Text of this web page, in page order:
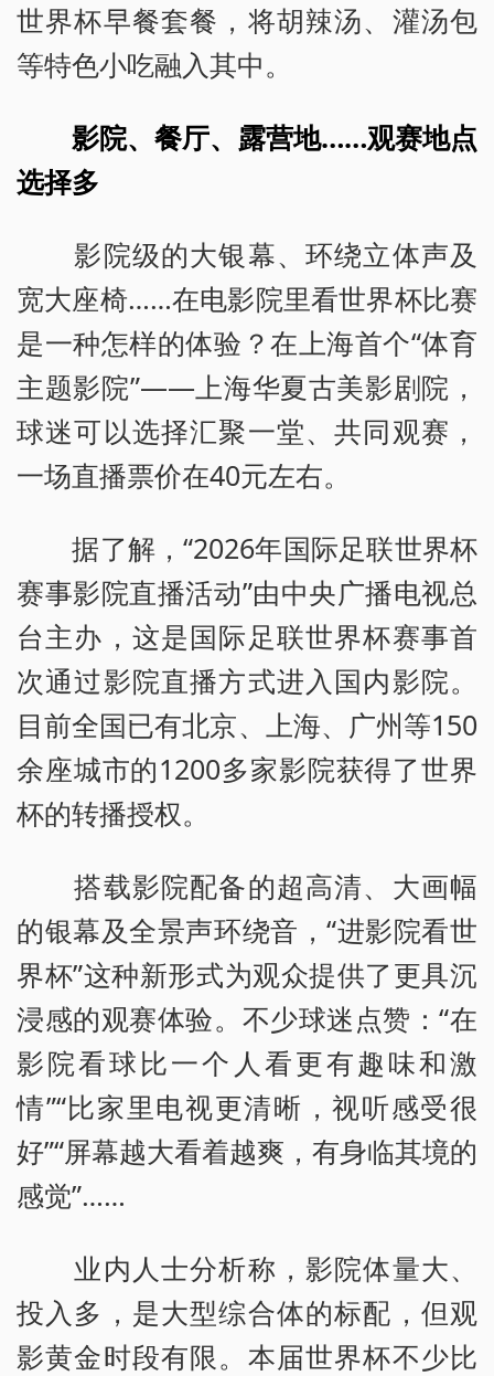
世界杯早餐套餐，将胡辣汤、灌汤包
等特色小吃融入其中。
影院、餐厅、露营地……观赛地点
选择多
影院级的大银幕、环绕立体声及
宽大座椅……在电影院里看世界杯比赛
是一种怎样的体验？在上海首个“体育
主题影院”——上海华夏古美影剧院，
球迷可以选择汇聚一堂、共同观赛，
一场直播票价在40元左右。
据了解，“2026年国际足联世界杯
赛事影院直播活动”由中央广播电视总
台主办，这是国际足联世界杯赛事首
次通过影院直播方式进入国内影院。
目前全国已有北京、上海、广州等150
余座城市的1200多家影院获得了世界
杯的转播授权。
搭载影院配备的超高清、大画幅
的银幕及全景声环绕音，“进影院看世
界杯”这种新形式为观众提供了更具沉
浸感的观赛体验。不少球迷点赞：“在
影院看球比一个人看更有趣味和激
情”“比家里电视更清晰，视听感受很
好”“屏幕越大看着越爽，有身临其境的
感觉”……
业内人士分析称，影院体量大、
投入多，是大型综合体的标配，但观
影黄金时段有限。本届世界杯不少比